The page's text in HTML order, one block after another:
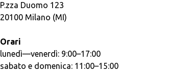
P.zza Duomo 123
20100 Milano (MI)
Orari
lunedì—venerdì: 9:00–17:00
sabato e domenica: 11:00–15:00